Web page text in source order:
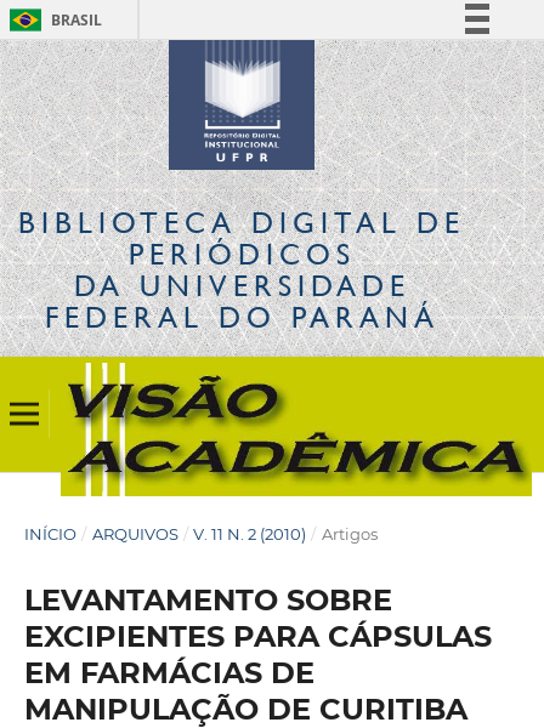
BRASIL
Simplifique!
Comunica BR
Participe
Acesso à informação
Legislação
Canais
BIBLIOTECA DIGITALDE
PERIÓDICOS
DA UNIVERSIDADE
FEDERAL DO PARANÁ
INÍCIO / ARQUIVOS / V. 11 N. 2 (2010) / Artigos
LEVANTAMENTO SOBRE
EXCIPIENTES PARA CÁPSULAS
EM FARMÁCIAS DE
MANIPULAÇÃO DE CURITIBA